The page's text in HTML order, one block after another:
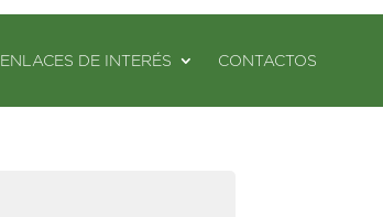
ENLACES DE INTERÉS CONTACTOS